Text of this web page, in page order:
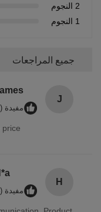
2 النجوم
1 النجوم
جميع المراجعات
J
مفيدة (1)
H
مفيدة (125)